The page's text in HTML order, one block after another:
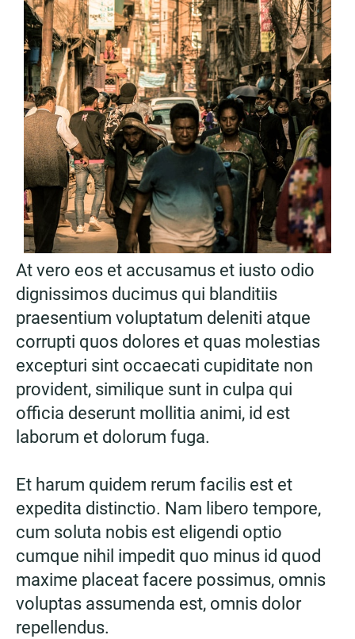
At vero eos et accusamus et iusto odio
dignissimos ducimus qui blanditiis
praesentium voluptatum deleniti atque
corrupti quos dolores et quas molestias
excepturi sint occaecati cupiditate non
provident, similique sunt in culpa qui
officia deserunt mollitia animi, id est
laborum et dolorum fuga.
Et harum quidem rerum facilis est et
expedita distinctio. Nam libero tempore,
cum soluta nobis est eligendi optio
cumque nihil impedit quo minus id quod
maxime placeat facere possimus, omnis
voluptas assumenda est, omnis dolor
repellendus.